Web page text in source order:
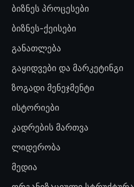
ბიზნეს პროცესები
ბიზნეს-ქეისები
განათლება
გაყიდვები და მარკეტინგი
ზოგადი მენეჯმენტი
ისტორიები
კადრების მართვა
ლიდერობა
მედია